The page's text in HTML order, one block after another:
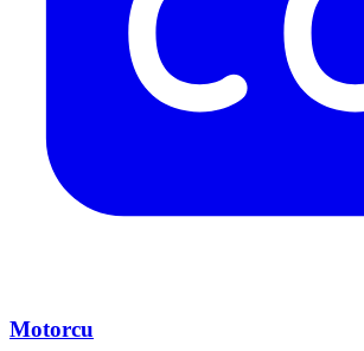
Motorcu